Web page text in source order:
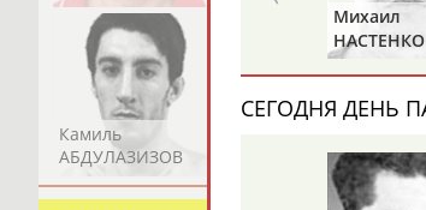
Камиль
АБДУЛАЗИЗОВ
АБДУЛБЕКОВ
Юрий
ХМЫЛЕВ
Михаил
НАСТЕНКО
СЕГОДНЯ ДЕНЬ